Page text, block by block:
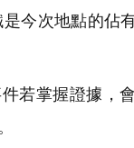
今次地點的佔
若掌握證據，